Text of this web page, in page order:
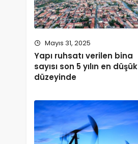
Mayıs 31, 2025
Yapı ruhsatı verilen bina
sayısı son 5 yılın en düşük
düzeyinde